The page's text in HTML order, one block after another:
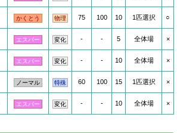
かくとう 物理 75 100 10 1匹選択 ○
エスパー 変化 - - 5 全体場 ×
エスパー 変化 - - 10 全体場 ×
ノーマル 特殊 60 100 15 1匹選択 ×
エスパー 変化 - - 10 全体場 ×